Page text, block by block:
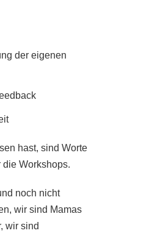
der eigenen
hast, sind Worte
die Workshops.
noch nicht
wir sind Mamas
wir sind